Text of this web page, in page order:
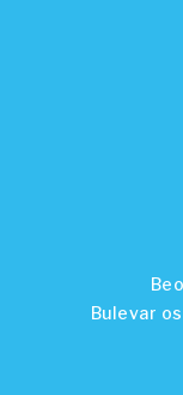
Bulevar